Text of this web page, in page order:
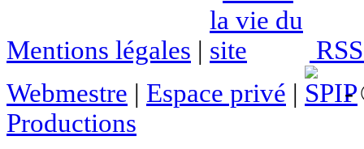
Mentions légales |
Webmestre | Espace privé |
-
Productions